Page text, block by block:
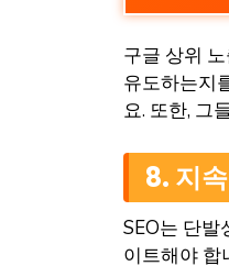
구글 상위
유도하는지
요. 또한, 그
8. 지
SEO는 단발
이트해야 합